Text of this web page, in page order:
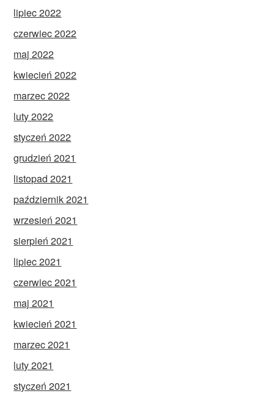
lipiec 2022
czerwiec 2022
maj 2022
kwiecień 2022
marzec 2022
luty 2022
styczeń 2022
grudzień 2021
listopad 2021
październik 2021
wrzesień 2021
sierpień 2021
lipiec 2021
czerwiec 2021
maj 2021
kwiecień 2021
marzec 2021
luty 2021
styczeń 2021